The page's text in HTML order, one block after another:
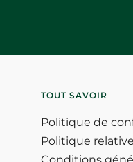
TOUT SAVOIR
Politique de
Politique
Conditions